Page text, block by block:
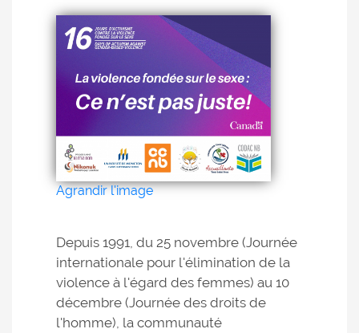
Agrandir l'image
Depuis 1991, du 25 novembre (Journée
internationale pour l'élimination de la
violence à l'égard des femmes) au 10
décembre (Journée des droits de
l'homme), la communauté